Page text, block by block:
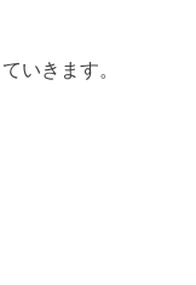
いきます。